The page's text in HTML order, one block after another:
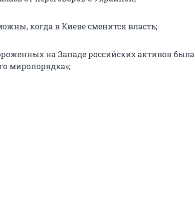
когда в Киеве сменится власть;
на Западе российских активов
миропорядка»;